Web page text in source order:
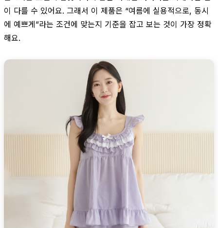
이 다를 수 있어요. 그래서 이 제품은 “여름에 실용적으로, 동시
에 예쁘게”라는 조건에 맞는지 기준을 잡고 보는 것이 가장 정확
해요.